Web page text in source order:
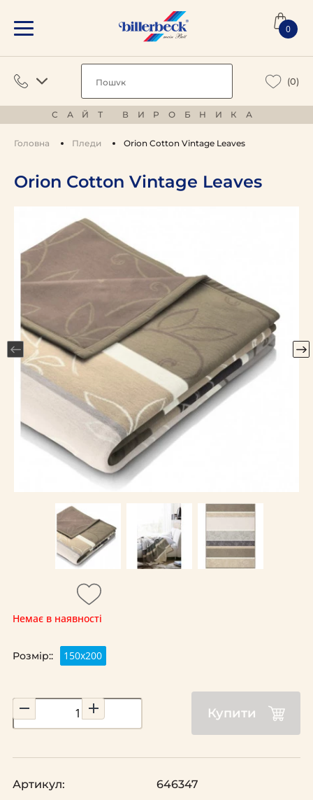
0
(0)
САЙТ ВИРОБНИКА
Головна Пледи Orion Cotton Vintage Leaves
Orion Cotton Vintage Leaves
Немає в наявності
Розмір:: 150х200
Купити
Артикул: 646347